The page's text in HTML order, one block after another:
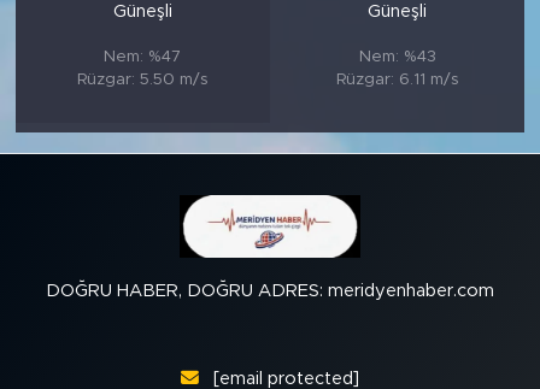
Güneşli
Nem: %47
Rüzgar: 5.50 m/s
Güneşli
Nem: %43
Rüzgar: 6.11 m/s
DOĞRU HABER, DOĞRU ADRES: meridyenhaber.com
[email protected]